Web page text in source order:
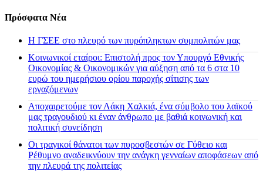
Πρόσφατα Νέα
H ΓΣΕΕ στο πλευρό των πυρόπληκτων συμπολιτών μας
Κοινωνικοί εταίροι: Επιστολή προς τον Υπουργό Εθνικής
Οικονομίας & Οικονομικών για αύξηση από τα 6 στα 10
ευρώ του ημερήσιου ορίου παροχής σίτισης των
εργαζόμενων
Αποχαιρετούμε τον Λάκη Χαλκιά, ένα σύμβολο του λαϊκού
μας τραγουδιού κι έναν άνθρωπο με βαθιά κοινωνική και
πολιτική συνείδηση
Οι τραγικοί θάνατοι των πυροσβεστών σε Γύθειο και
Ρέθυμνο αναδεικνύουν την ανάγκη γενναίων αποφάσεων από
την πλευρά της πολιτείας